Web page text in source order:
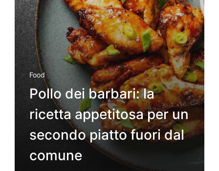
Food
Pollo dei barbari: la
ricetta appetitosa per un
secondo piatto fuori dal
comune